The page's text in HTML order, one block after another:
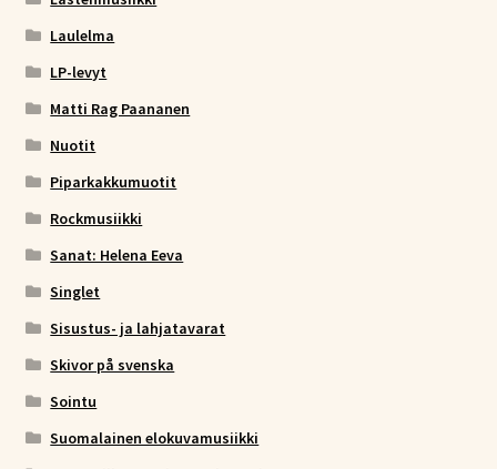
Laulelma
LP-levyt
Matti Rag Paananen
Nuotit
Piparkakkumuotit
Rockmusiikki
Sanat: Helena Eeva
Singlet
Sisustus- ja lahjatavarat
Skivor på svenska
Sointu
Suomalainen elokuvamusiikki